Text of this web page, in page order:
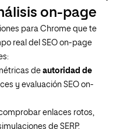
on-page
para Chrome que te
real del SEO on-page
de autoridad de
y evaluación SEO on-
enlaces rotos,
de SERP.